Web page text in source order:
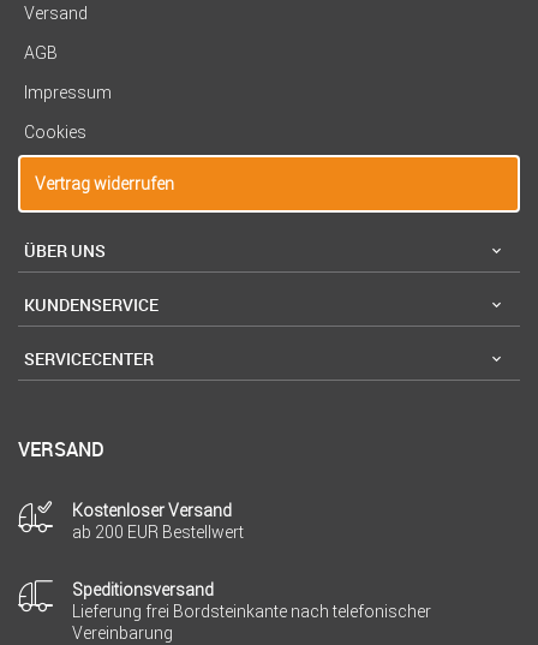
Versand
AGB
Impressum
Cookies
Vertrag widerrufen
ÜBER UNS
KUNDENSERVICE
SERVICECENTER
VERSAND
Kostenloser Versand
ab 200 EUR Bestellwert
Speditionsversand
Lieferung frei Bordsteinkante nach telefonischer
Vereinbarung